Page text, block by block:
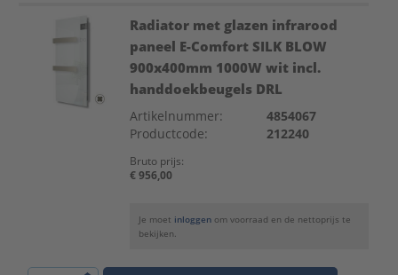
Radiator met glazen infrarood
paneel E-Comfort SILK BLOW
900x400mm 1000W wit incl.
handdoekbeugels DRL
Artikelnummer:
4854067
Productcode:
212240
Bruto prijs:
€ 956,00
Je moet inloggen om voorraad en de nettoprijs te
bekijken.